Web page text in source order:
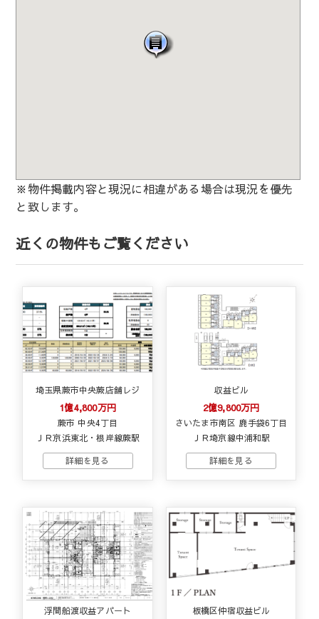
※物件掲載内容と現況に相違がある場合は現況を優先
と致します。
近くの物件もご覧ください
埼玉県蕨市中央蕨店舗レジ
1億4,800万円
蕨市 中央4丁目
ＪＲ京浜東北・根岸線蕨駅
収益ビル
2億9,800万円
さいたま市南区 鹿手袋6丁目
ＪＲ埼京線中浦和駅
浮間船渡収益アパート 板橋区仲宿収益ビル